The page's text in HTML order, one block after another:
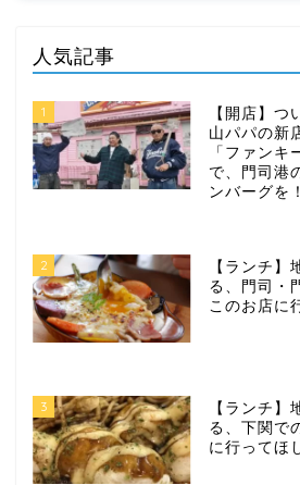
人気記事
1
【開店】つ
山パパの新
「ファンキ
で、門司港
ンバーグを！
2
【ランチ】
る、門司・
このお店に
3
【ランチ】
る、下関で
に行ってほ